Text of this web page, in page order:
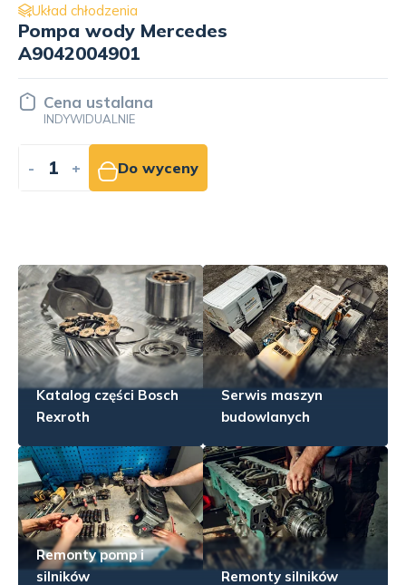
Układ chłodzenia
Kolano do silnika Caterpillar 3150
9L8070
Cena ustalana
INDYWIDUALNIE
- + Do wyceny
Katalog części Bosch
Rexroth
Serwis maszyn
budowlanych
Remonty pomp i
silników
Remonty silników